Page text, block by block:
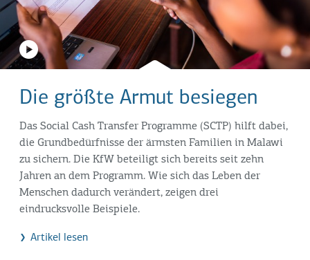
Die größte Armut besiegen
Das Social Cash Transfer Programme (SCTP) hilft dabei,
die Grundbedürfnisse der ärmsten Familien in Malawi
zu sichern. Die KfW beteiligt sich bereits seit zehn
Jahren an dem Programm. Wie sich das Leben der
Menschen dadurch verändert, zeigen drei
eindrucksvolle Beispiele.
Artikel lesen